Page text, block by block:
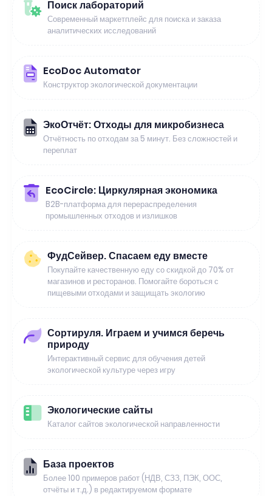
Поиск лабораторий
Современный маркетплейс для поиска и заказа
аналитических исследований
EcoDoc Automator
Конструктор экологической документации
ЭкоОтчёт: Отходы для микробизнеса
Отчётность по отходам за 5 минут. Без сложностей и
переплат
EcoCircle: Циркулярная экономика
B2B-платформа для перераспределения
промышленных отходов и излишков
ФудСейвер. Спасаем еду вместе
Покупайте качественную еду со скидкой до 70% от
магазинов и ресторанов. Помогайте бороться с
пищевыми отходами и защищать экологию
Сортируля. Играем и учимся беречь
природу
Интерактивный сервис для обучения детей
экологической культуре через игру
Экологические сайты
Каталог сайтов экологической направленности
База проектов
Более 100 примеров работ (НДВ, СЗЗ, ПЭК, ООС,
отчёты и т.д.) в редактируемом формате